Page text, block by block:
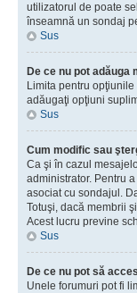
utilizatorul de poate
înseamnă un sondaj
Sus
De ce nu pot adăuga
Limita pentru
adăugaţi opţiuni
Sus
Cum modific sau
Ca şi în cazul
administrator. Pentru
asociat cu sondajul.
Totuşi, dacă membrii
Acest lucru previne
Sus
De ce nu pot să
Unele forumuri pot fi